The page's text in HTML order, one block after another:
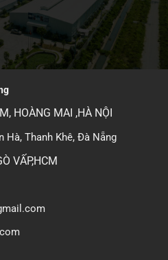
HOÀNG MAI ,HÀ NỘI
Hà, Thanh Khê, Đà Nẵng
VẤP,HCM